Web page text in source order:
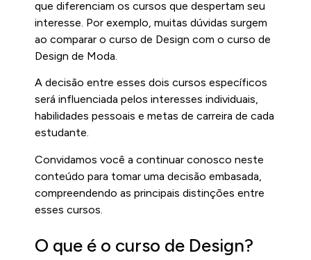
que diferenciam os cursos que despertam seu
interesse. Por exemplo, muitas dúvidas surgem
ao comparar o curso de Design com o curso de
Design de Moda.
A decisão entre esses dois cursos específicos
será influenciada pelos interesses individuais,
habilidades pessoais e metas de carreira de cada
estudante.
Convidamos você a continuar conosco neste
conteúdo para tomar uma decisão embasada,
compreendendo as principais distinções entre
esses cursos.
O que é o curso de Design?